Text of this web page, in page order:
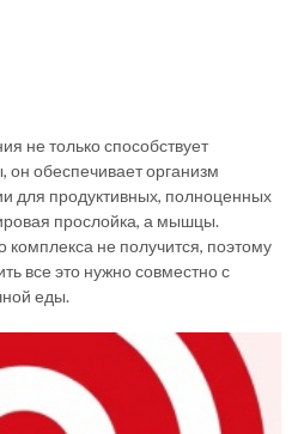
не только способствует
обеспечивает организм
для продуктивных, полноценных
прослойка, а мышцы.
не получится, поэтому
все это нужно совместно с
еды.